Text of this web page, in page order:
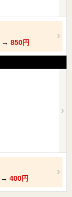
→ 850円
→ 400円